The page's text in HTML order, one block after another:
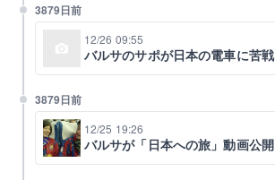
3879日前
12/26 09:55
バルサのサポが日本の電車に苦戦
3879日前
12/25 19:26
バルサが「日本への旅」動画公開